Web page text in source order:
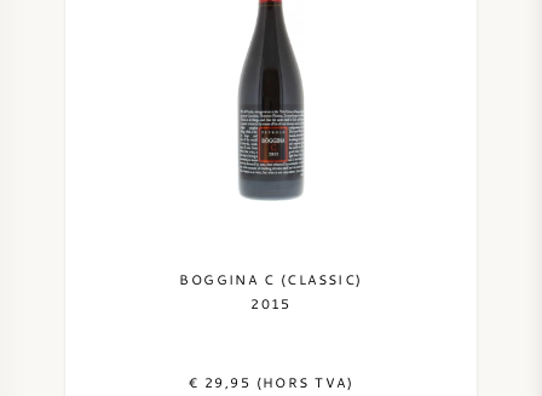
BOGGINA C (CLASSIC)
2015
€ 29,95 (HORS TVA)